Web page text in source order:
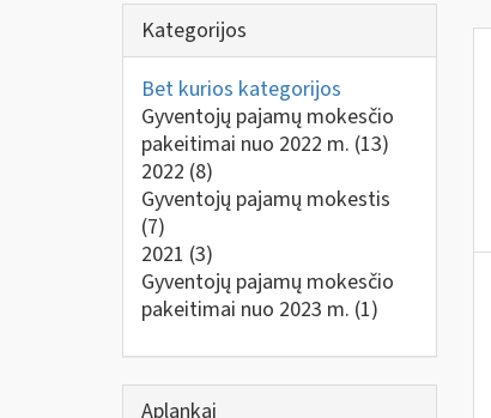
Kategorijos
Bet kurios kategorijos
Gyventojų pajamų mokesčio
pakeitimai nuo 2022 m. (13)
2022 (8)
Gyventojų pajamų mokestis
(7)
2021 (3)
Gyventojų pajamų mokesčio
pakeitimai nuo 2023 m. (1)
Aplankai